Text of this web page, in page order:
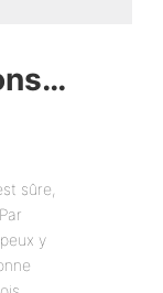
sûre,
y